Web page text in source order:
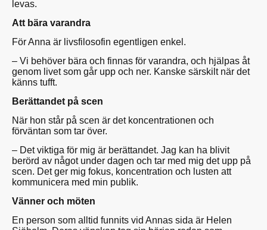
levas.
Att bära varandra
För Anna är livsfilosofin egentligen enkel.
– Vi behöver bära och finnas för varandra, och hjälpas åt
genom livet som går upp och ner. Kanske särskilt när det
känns tufft.
Berättandet på scen
När hon står på scen är det koncentrationen och
förväntan som tar över.
– Det viktiga för mig är berättandet. Jag kan ha blivit
berörd av något under dagen och tar med mig det upp på
scen. Det ger mig fokus, koncentration och lusten att
kommunicera med min publik.
Vänner och möten
En person som alltid funnits vid Annas sida är Helen